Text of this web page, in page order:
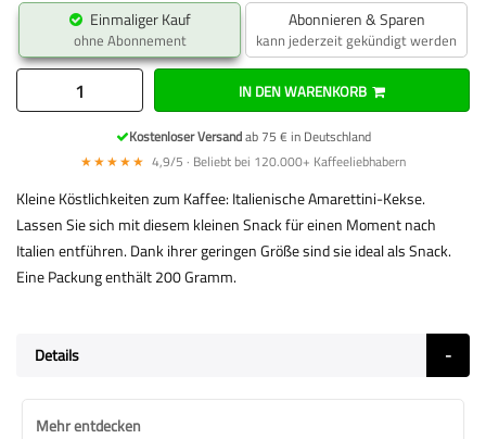
Einmaliger Kauf
ohne Abonnement
Abonnieren & Sparen
kann jederzeit gekündigt werden
IN DEN WARENKORB
Kostenloser Versandab 75 € in Deutschland
★★★★★ 4,9/5 · Beliebt bei 120.000+ Kaffeeliebhabern
Kleine Köstlichkeiten zum Kaffee: Italienische Amarettini-Kekse.
Lassen Sie sich mit diesem kleinen Snack für einen Moment nach
Italien entführen. Dank ihrer geringen Größe sind sie ideal als Snack.
Eine Packung enthält 200 Gramm.
Details
Mehr entdecken